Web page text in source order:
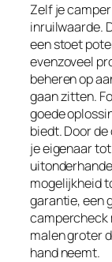
Zelf je
inruilwaarde.
een stoet
evenzoveel
beheren op
gaan zitten.
goede
biedt. Door
je eigenaar
mogelijkheid
garantie, een
campercheck
malen groter
hand neemt.